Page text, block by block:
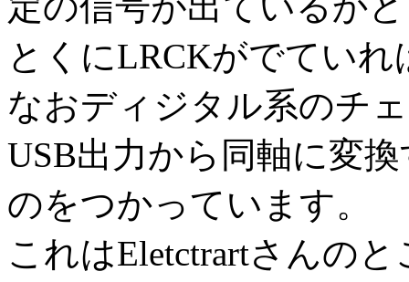
とくにLRCKがでていれ
なおディジタル系のチ
USB出力から同軸に変
のをつかっています。
これはEletctrartさんの